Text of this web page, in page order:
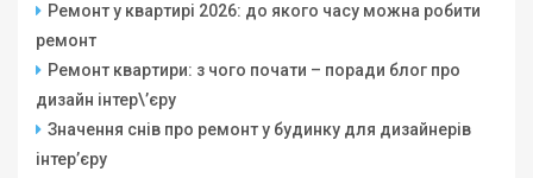
Ремонт у квартирі 2026: до якого часу можна робити
ремонт
Ремонт квартири: з чого почати – поради блог про
дизайн інтер\’єру
Значення снів про ремонт у будинку для дизайнерів
інтер’єру